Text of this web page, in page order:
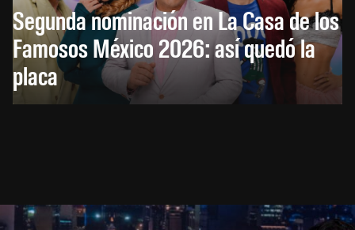
Segunda nominación en La Casa de los
Famosos México 2026: así quedó la
placa